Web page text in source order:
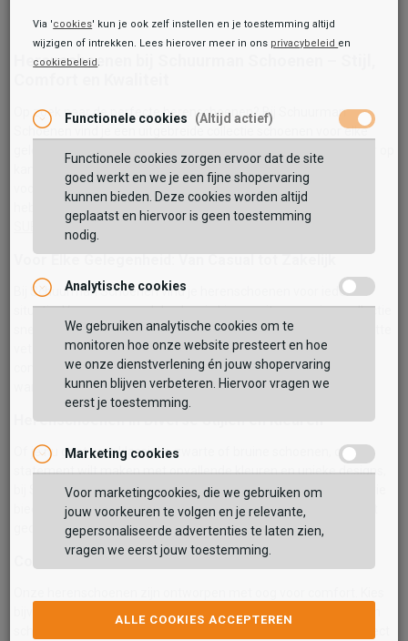
Herenschoenen bij Schuurman Schoenen – Stijl,
Op zoek naar de perfecte herenschoenen? Bij Schuurman
Schoenen vind je een uitgebreide collectie schoenen voor elke
gelegenheid. Of je nu op zoek bent naar stijlvolle schoenen voor op
kantoor, sportieve sneakers voor een casual look, stevige boots
voor de winter, of comfortabele sandalen voor de zomer, wij
hebben het allemaal. Met topmerken zoals
Timberland
en Skechers , ben je verzekerd van kwaliteit en stijl.
Voor Elke Gelegenheid: Van Casual tot Zakelijk
Bij Schuurman Schoenen vind je herenschoenen voor iedere
situatie. Voor een casual dag kun je kiezen uit onze ruime collectie
sneakers en instappers. Voor een zakelijke outfit hebben we nette
veterschoenen en loafers die comfort en professionaliteit
combineren. Ook voor outdoor-activiteiten bieden we stevige
wandelschoenen en boots die zowel praktisch als stijlvol zijn.
Herenschoenen in Diverse Stijlen en Kleuren
Of je nu gaat voor klassieke zwarte of bruine schoenen, of een
statement wilt maken met opvallende kleuren en unieke designs,
bij Schuurman Schoenen vind je altijd wat je zoekt. Onze collectie
biedt een breed scala aan stijlen: van minimalistisch en strak tot
gedetailleerd en trendy.
Comfort en Kwaliteit voor Elke Dag
Via 'cookies' kun je ook zelf instellen en je toestemming altijd
wijzigen of intrekken. Lees hierover meer in ons privacybeleid en
cookiebeleid.
Functionele cookies (Altijd actief)
Functionele cookies zorgen ervoor dat de site
goed werkt en we je een fijne shopervaring
kunnen bieden. Deze cookies worden altijd
geplaatst en hiervoor is geen toestemming
nodig.
Analytische cookies
We gebruiken analytische cookies om te
monitoren hoe onze website presteert en hoe
we onze dienstverlening én jouw shopervaring
kunnen blijven verbeteren. Hiervoor vragen we
eerst je toestemming.
Marketing cookies
Voor marketingcookies, die we gebruiken om
jouw voorkeuren te volgen en je relevante,
gepersonaliseerde advertenties te laten zien,
vragen we eerst jouw toestemming.
ALLE COOKIES ACCEPTEREN